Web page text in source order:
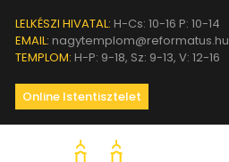
LELKÉSZI HIVATAL: H-Cs: 10-16 P: 10-14
EMAIL: nagytemplom@reformatus.hu
TEMPLOM: H-P: 9-18, Sz: 9-13, V: 12-16
Online Istentisztelet